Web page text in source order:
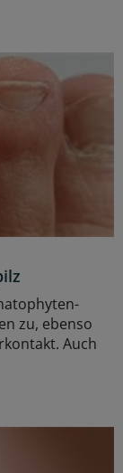
zu, ebenso
Auch